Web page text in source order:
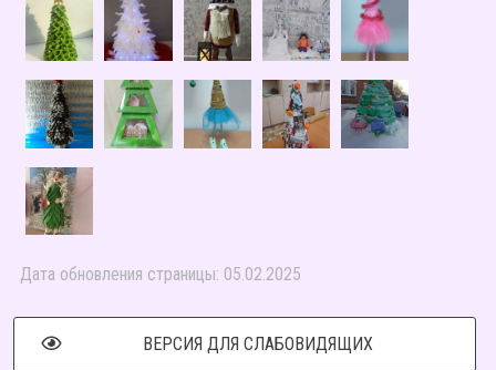
Дата обновления страницы: 05.02.2025
ВЕРСИЯ ДЛЯ СЛАБОВИДЯЩИХ